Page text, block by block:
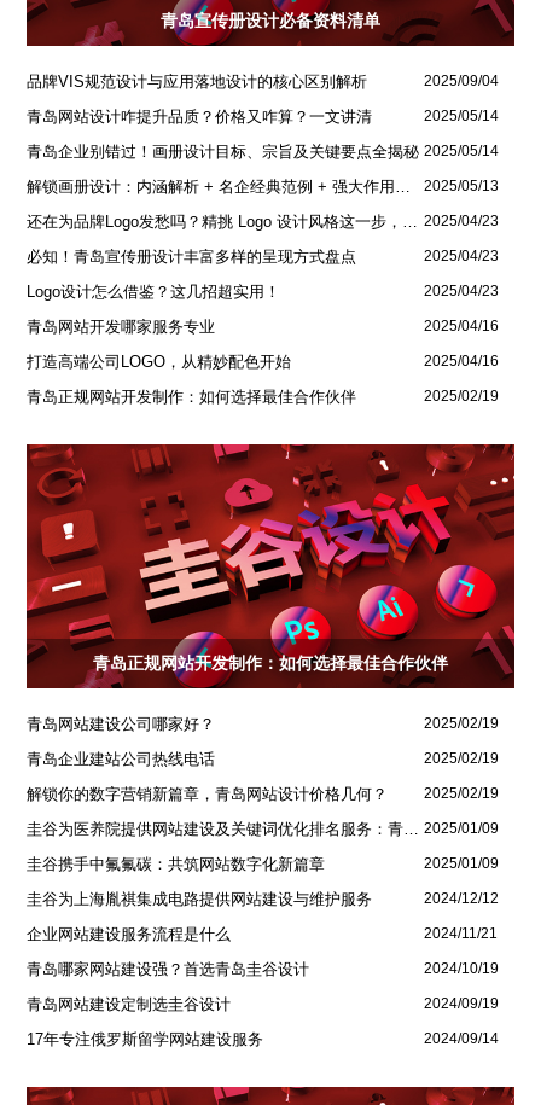
青岛宣传册设计必备资料清单
品牌VIS规范设计与应用落地设计的核心区别解析 2025/09/04
青岛网站设计咋提升品质？价格又咋算？一文讲清 2025/05/14
青岛企业别错过！画册设计目标、宗旨及关键要点全揭秘 2025/05/14
解锁画册设计：内涵解析 + 名企经典范例 + 强大作用全揭秘 2025/05/13
还在为品牌Logo发愁吗？精挑 Logo 设计风格这一步，轻松铸就独属于你的品牌魅力 2025/04/23
必知！青岛宣传册设计丰富多样的呈现方式盘点 2025/04/23
Logo设计怎么借鉴？这几招超实用！ 2025/04/23
青岛网站开发哪家服务专业 2025/04/16
打造高端公司LOGO，从精妙配色开始 2025/04/16
青岛正规网站开发制作：如何选择最佳合作伙伴 2025/02/19
青岛正规网站开发制作：如何选择最佳合作伙伴
青岛网站建设公司哪家好？ 2025/02/19
青岛企业建站公司热线电话 2025/02/19
解锁你的数字营销新篇章，青岛网站设计价格几何？ 2025/02/19
2025/01/09
圭谷携手中氟氟碳：共筑网站数字化新篇章 2025/01/09
圭谷为上海胤祺集成电路提供网站建设与维护服务 2024/12/12
企业网站建设服务流程是什么 2024/11/21
青岛哪家网站建设强？首选青岛圭谷设计 2024/10/19
青岛网站建设定制选圭谷设计 2024/09/19
17年专注俄罗斯留学网站建设服务 2024/09/14